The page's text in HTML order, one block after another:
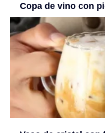
Copa de vino con